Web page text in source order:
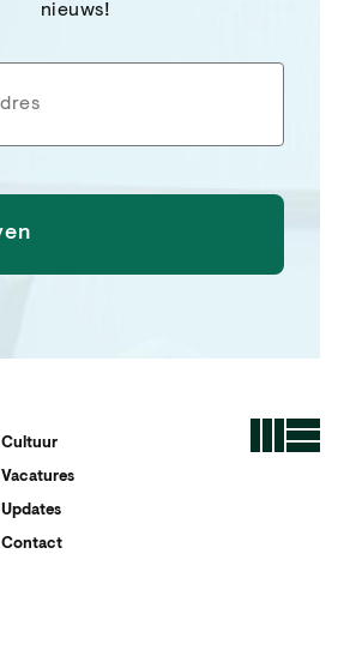
nieuws!
Cultuur
Vacatures
Updates
Contact